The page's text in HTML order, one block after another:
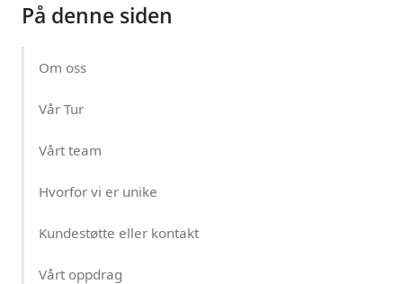
På denne siden
Om oss
Vår Tur
Vårt team
Hvorfor vi er unike
Kundestøtte eller kontakt
Vårt oppdrag